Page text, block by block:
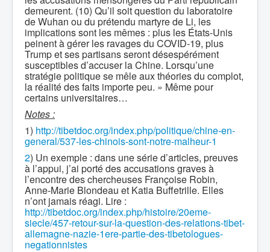
demeurent. (10) Qu’il soit question du laboratoire
de Wuhan ou du prétendu martyre de Li, les
implications sont les mêmes : plus les États-Unis
peinent à gérer les ravages du COVID-19, plus
Trump et ses partisans seront désespérément
susceptibles d’accuser la Chine. Lorsqu’une
stratégie politique se mêle aux théories du complot,
la réalité des faits importe peu. » Même pour
certains universitaires…
Notes :
1) http://tibetdoc.org/index.php/politique/chine-en-
general/537-les-chinois-sont-notre-malheur-1
2) Un exemple : dans une série d’articles, preuves
à l’appui, j’ai porté des accusations graves à
l’encontre des chercheuses Françoise Robin,
Anne-Marie Blondeau et Katia Buffetrille. Elles
n’ont jamais réagi. Lire :
http://tibetdoc.org/index.php/histoire/20eme-
siecle/457-retour-sur-la-question-des-relations-tibet-
allemagne-nazie-1ere-partie-des-tibetologues-
negationnistes